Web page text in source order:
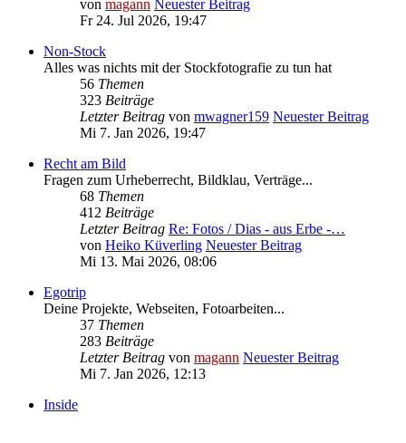
von magann Neuester Beitrag
Fr 24. Jul 2026, 19:47
Non-Stock
Alles was nichts mit der Stockfotografie zu tun hat
56 Themen
323 Beiträge
Letzter Beitrag von mwagner159 Neuester Beitrag
Mi 7. Jan 2026, 19:47
Recht am Bild
Fragen zum Urheberrecht, Bildklau, Verträge...
68 Themen
412 Beiträge
Letzter Beitrag Re: Fotos / Dias - aus Erbe -…
von Heiko Küverling Neuester Beitrag
Mi 13. Mai 2026, 08:06
Egotrip
Deine Projekte, Webseiten, Fotoarbeiten...
37 Themen
283 Beiträge
Letzter Beitrag von magann Neuester Beitrag
Mi 7. Jan 2026, 12:13
Inside